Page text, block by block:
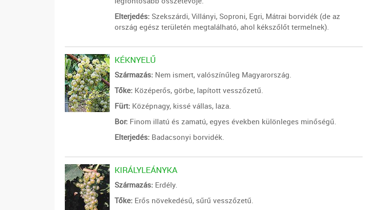
Elterjedés:Szekszárdi, Villányi, Soproni, Egri, Mátrai borvidék (de az
ország egész területén megtalálható, ahol kékszőlőt termelnek).
KÉKNYELŰ
Származás:Nem ismert, valószínűleg Magyarország.
Tőke:Középerős, görbe, lapított vesszőzetű.
Fürt:Középnagy, kissé vállas, laza.
Bor:Finom illatú és zamatú, egyes években különleges minőségű.
Elterjedés:Badacsonyi borvidék.
KIRÁLYLEÁNYKA
Származás:Erdély.
Tőke:Erős növekedésű, sűrű vesszőzetű.